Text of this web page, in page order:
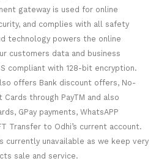
gateway is used for online
and complies with all safety
technology powers the online
customers data and business
compliant with 128-bit encryption.
offers Bank discount offers, No-
Cards through PayTM and also
GPay payments, WhatsAPP
Transfer to Odhi’s current account.
currently unavailable as we keep very
sale and service.